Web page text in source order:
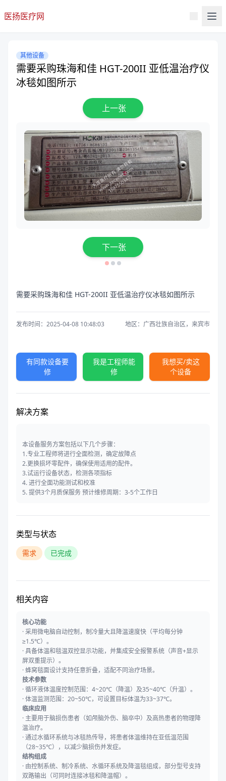
医扬医疗网
其他设备
需要采购珠海和佳 HGT-200II 亚低温治疗仪
冰毯如图所示
上一张
下一张
需要采购珠海和佳 HGT-200II 亚低温治疗仪冰毯如图所示
发布时间：2025-04-08 10:48:03 地区：广西壮族自治区，来宾市
有同款设备要
修
我是工程师能
修
我想买/卖这
个设备
解决方案
本设备服务方案包括以下几个步骤：
1.专业工程师将进行全面检测，确定故障点
2.更换损坏零配件，确保使用适用的配件。
3.试运行设备状态，检测各项指标
4. 进行全面功能测试和校准
5. 提供3个月质保服务 预计维修周期：3-5个工作日
类型与状态
需求 已完成
相关内容
核心功能
·采用微电脑自动控制，制冷量大且降温速度快（平均每分钟
≥1.5℃）。
·具备体温和毯温双控显示功能，并集成安全报警系统（声音+显示
屏双重提示）。
·蜂窝毯面设计支持任意折叠，适配不同治疗场景。
技术参数
·循环液体温度控制范围：4~20℃（降温）及35~40℃（升温）。
·体温监测范围：20~50℃，可设置目标体温为33~37℃。
临床应用
· 主要用于脑损伤患者（如颅脑外伤、脑卒中）及高热患者的物理降
温治疗。
·通过水循环系统与冰毯热传导，将患者体温维持在亚低温范围
（28~35℃），以减少脑损伤并发症。
结构组成
· 由控制系统、制冷系统、水循环系统及降温毯组成，部分型号支持
双路输出（可同时连接冰毯和降温帽）。